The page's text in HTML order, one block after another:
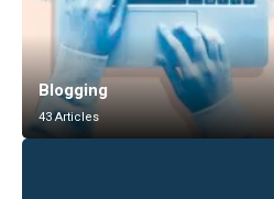
Blogging
43 Articles